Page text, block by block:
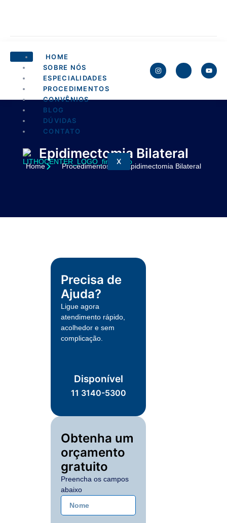
HOME
SOBRE NÓS
ESPECIALIDADES
PROCEDIMENTOS
CONVÊNIOS
BLOG
DÚVIDAS
CONTATO
X
Epidimectomia Bilateral
Home Procedimentos Epidimectomia Bilateral
Precisa de
Ajuda?
Ligue agora
atendimento rápido,
acolhedor e sem
complicação.
Disponível
11 3140-5300
Obtenha um
orçamento
gratuito
Preencha os campos
abaixo